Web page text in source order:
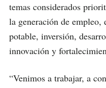
temas considerados
la generación de empleo,
potable, inversión,
innovación y
“Venimos a trabajar, a